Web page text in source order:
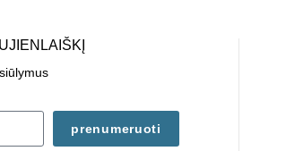
prenumeruoti